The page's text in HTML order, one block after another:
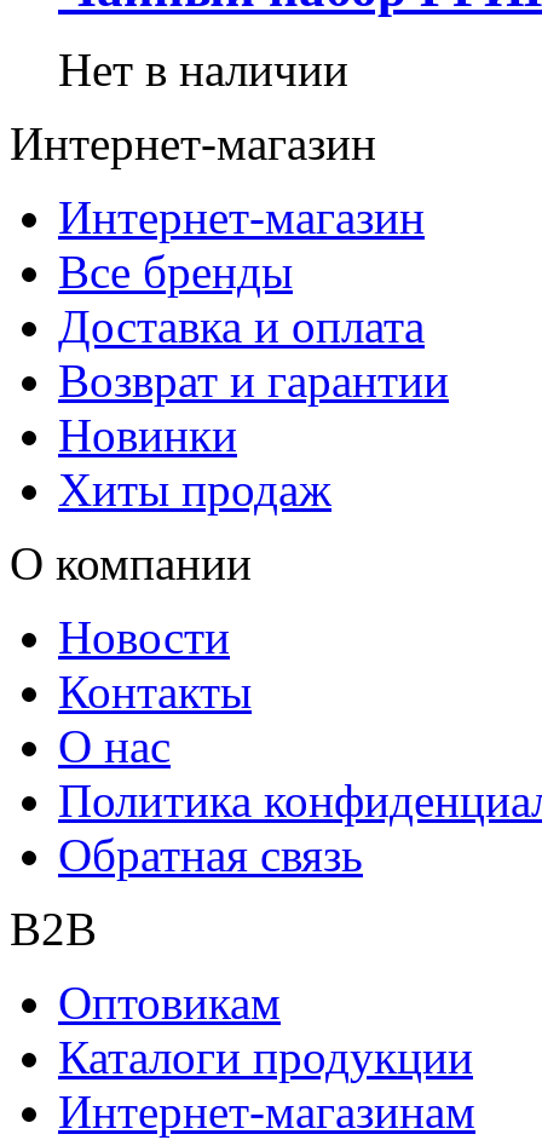
Нет в наличии
Интернет-магазин
Интернет-магазин
Все бренды
Доставка и оплата
Возврат и гарантии
Новинки
Хиты продаж
О компании
Новости
Контакты
О нас
Политика
Обратная связь
B2B
Оптовикам
Каталоги продукции
Интернет-магазинам